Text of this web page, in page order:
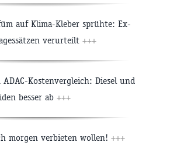
auf Klima-Kleber sprühte: Ex-
verurteilt +++
Kostenvergleich: Diesel und
besser ab +++
morgen verbieten wollen! +++